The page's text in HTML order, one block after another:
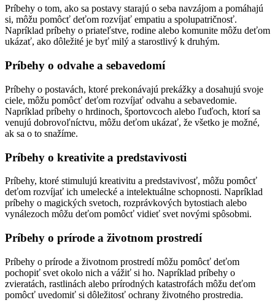
Príbehy o tom, ako sa postavy starajú o seba navzájom a pomáhajú
si, môžu pomôcť deťom rozvíjať empatiu a spolupatričnosť.
Napríklad príbehy o priateľstve, rodine alebo komunite môžu deťom
ukázať, ako dôležité je byť milý a starostlivý k druhým.
Príbehy o odvahe a sebavedomí
Príbehy o postavách, ktoré prekonávajú prekážky a dosahujú svoje
ciele, môžu pomôcť deťom rozvíjať odvahu a sebavedomie.
Napríklad príbehy o hrdinoch, športovcoch alebo ľuďoch, ktorí sa
venujú dobrovoľníctvu, môžu deťom ukázať, že všetko je možné,
ak sa o to snažíme.
Príbehy o kreativite a predstavivosti
Príbehy, ktoré stimulujú kreativitu a predstavivosť, môžu pomôcť
deťom rozvíjať ich umelecké a intelektuálne schopnosti. Napríklad
príbehy o magických svetoch, rozprávkových bytostiach alebo
vynálezoch môžu deťom pomôcť vidieť svet novými spôsobmi.
Príbehy o prírode a životnom prostredí
Príbehy o prírode a životnom prostredí môžu pomôcť deťom
pochopiť svet okolo nich a vážiť si ho. Napríklad príbehy o
zvieratách, rastlinách alebo prírodných katastrofách môžu deťom
pomôcť uvedomiť si dôležitosť ochrany životného prostredia.